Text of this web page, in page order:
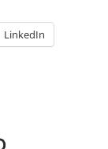
LinkedIn